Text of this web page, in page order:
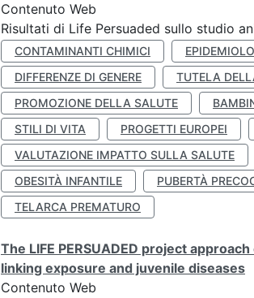
Contenuto Web
Risultati di Life Persuaded sullo studio
CONTAMINANTI CHIMICI
DIFFERENZE DI GENERE
TUTELA
PROMOZIONE DELLA SALUTE
STILI DI VITA
PROGETTI EUROPEI
VALUTAZIONE IMPATTO SULLA SALUTE
OBESITÀ INFANTILE
PUBERTÀ
TELARCA PREMATURO
The LIFE PERSUADED project
linking exposure and juvenile diseases
Contenuto Web